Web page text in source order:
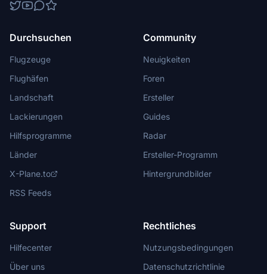
Durchsuchen
Flugzeuge
Flughäfen
Landschaft
Lackierungen
Hilfsprogramme
Länder
X-Plane.to
RSS Feeds
Community
Neuigkeiten
Foren
Ersteller
Guides
Radar
Ersteller-Programm
Hintergrundbilder
Support
Hilfecenter
Über uns
Rechtliches
Nutzungsbedingungen
Datenschutzrichtlinie